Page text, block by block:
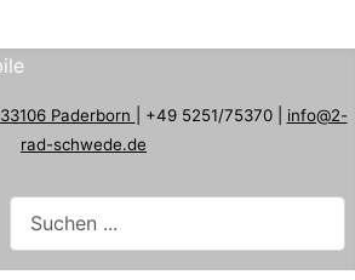
33106 Paderborn | +49 5251/75370 | info@2-
rad-schwede.de